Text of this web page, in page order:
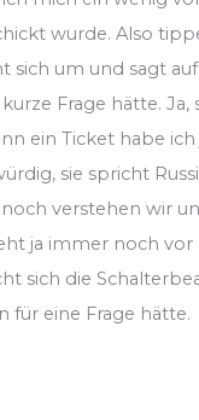
wurde. Also
sich um und sagt auf
Frage hätte. Ja,
ein Ticket habe ich
sie spricht
verstehen wir
ja immer noch vor
sich die
für eine Frage hätte.